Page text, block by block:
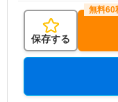
保存する